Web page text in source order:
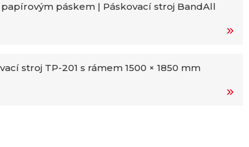
páskem | Páskovací stroj BandAll
stroj TP-201 s rámem 1500 × 1850 mm